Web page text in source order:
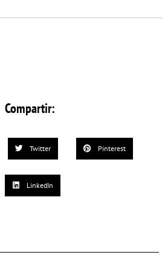
Compartir:
Twitter Pinterest
LinkedIn